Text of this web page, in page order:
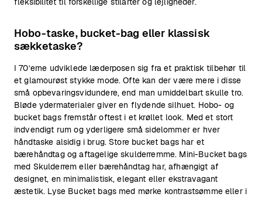
Hobo-taske, bucket-bag eller klassisk
sækketaske?
I 70’erne udviklede læderposen sig fra et praktisk tilbehør til
et glamourøst stykke mode. Ofte kan der være mere i disse
små opbevaringsvidundere, end man umiddelbart skulle tro.
Bløde ydermaterialer giver en flydende silhuet. Hobo- og
bucket bags fremstår oftest i et krøllet look. Med et stort
indvendigt rum og yderligere små sidelommer er hver
håndtaske alsidig i brug. Store bucket bags har et
bærehåndtag og aftagelige skulderremme. Mini-Bucket bags
med Skulderrem eller bærehåndtag har, afhængigt af
designet, en minimalistisk, elegant eller ekstravagant
æstetik. Lyse Bucket bags med mørke kontrastsømme eller i